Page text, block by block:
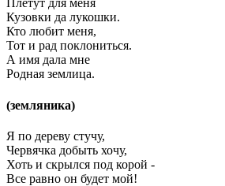
Плетут для меня
Кузовки да лукошки.
Кто любит меня,
Тот и рад поклониться.
А имя дала мне
Родная землица.
(земляника)
Я по дереву стучу,
Червячка добыть хочу,
Хоть и скрылся под корой -
Все равно он будет мой!